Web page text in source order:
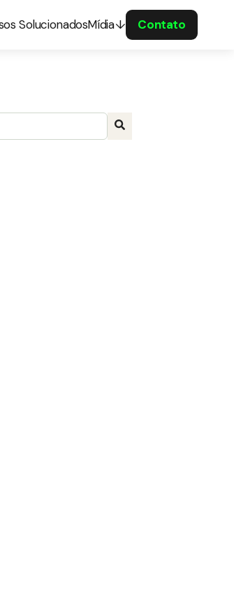
SolucionadosMídia Contato
sugestão automática incluído.